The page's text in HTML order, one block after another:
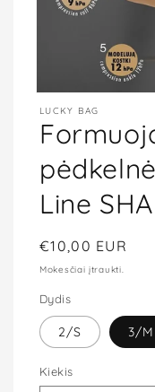
mediją
modaliniame
LUCKY BAG
Line
Įprasta
kaina
€10,00 EUR
Mokesčiai įtraukti.
Dydis
2/S 3/M
Kiekis